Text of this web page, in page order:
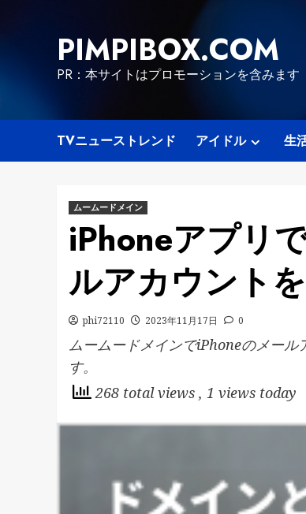
PIMPIBOX.COM
PR：本サイトはプロモーションを含みます
TVニューストレンド アイドル 生
ムームードメイン
iPhoneアプリ
ルアカウント
phi72110 2023年11月17日 0
ムームードメインでiPhoneのメー
す。
268 total views , 1 views today